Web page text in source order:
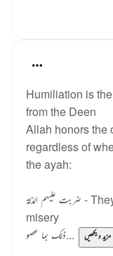
Humiliation is
from the Deen
Allah honors the
regardless of
the ayah:
ضربت عليهم الذلة - They were afflicted with disgrace and
misery
ذلك بما عصو...
مزید دیکھیں